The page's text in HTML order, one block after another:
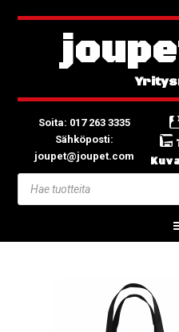
Soita: 017 263 3335
Sähköposti:
joupet@joupet.com